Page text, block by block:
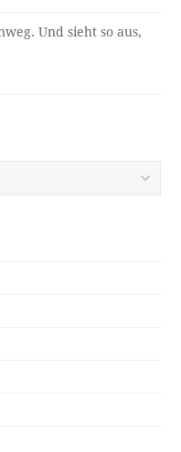
Und sieht so aus,